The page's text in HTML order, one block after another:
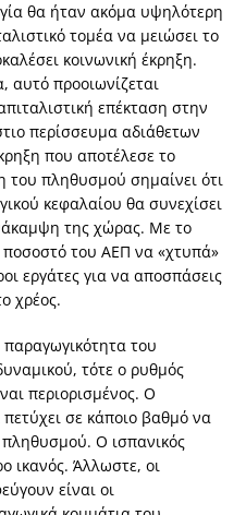
θα ήταν ακόμα υψηλότερη
τομέα να μειώσει το
κοινωνική έκρηξη.
προοιωνίζεται
επέκταση στην
περίσσευμα αδιάθετων
που αποτέλεσε το
πληθυσμού σημαίνει ότι
κεφαλαίου θα συνεχίσει
της χώρας. Με το
του ΑΕΠ να «χτυπά»
εργάτες για να αποσπάσεις
χρέος.
του
τότε ο ρυθμός
περιορισμένος. Ο
πετύχει σε κάποιο βαθμό να
Ο ισπανικός
ικανός. Άλλωστε, οι
είναι οι